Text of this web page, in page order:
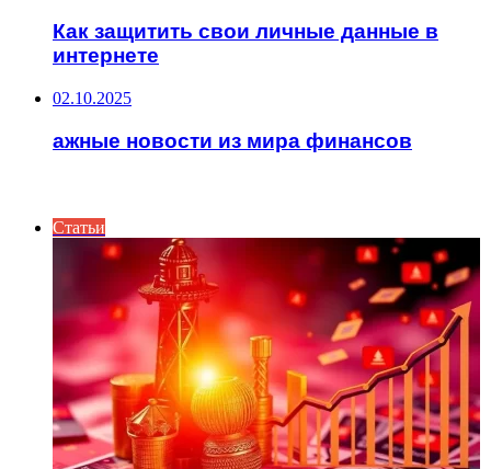
Как защитить свои личные данные в
интернете
02.10.2025
ажные новости из мира финансов
Статьи